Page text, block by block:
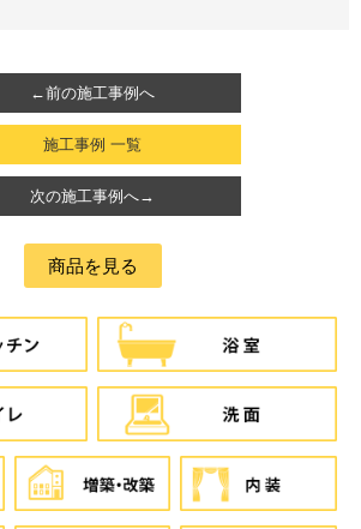
←前の施工事例へ
施工事例 一覧
次の施工事例へ→
商品を見る